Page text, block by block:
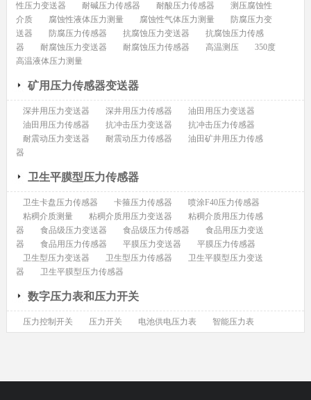
性压力变送器
耐碱压力传感器 耐酸压力传感器
测压腐蚀性
介质
腐蚀性液体压力测量 腐蚀性气体压力测量
防腐压力变
送器
防腐压力传感器 抗腐蚀压力变送器
抗腐蚀压力传感
器
耐腐蚀压力变送器 耐腐蚀压力传感器 高温测压
350度
高温液体压力测量
矿用压力传感器变送器
深井用压力变送器 深井用压力传感器
油田用压力变送器
油田用压力传感器
抗冲击压力变送器
抗冲击压力传感器
耐震动压力变送器
耐震动压力传感器
油田矿井用压力传感
器
卫生平膜型压力传感器
卫生卡盘压力传感器 卡箍压力传感器
喷涂F40压力传感器
粘稠介质测量
粘稠介质用压力变送器
粘稠介质用压力传感
器
食品级压力变送器 食品级压力传感器
食品用压力变送
器
食品用压力传感器 平膜压力变送器
平膜压力传感器
卫生型压力变送器
卫生型压力传感器
卫生平膜型压力变送
器
卫生平膜型压力传感器
数字压力表和压力开关
压力控制开关 压力开关 电池供电压力表 智能压力表